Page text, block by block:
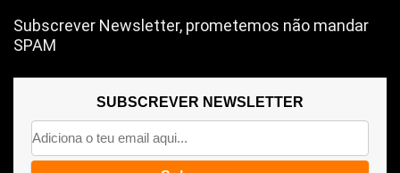
Subscrever Newsletter, prometemos não mandar
SPAM
SUBSCREVER NEWSLETTER